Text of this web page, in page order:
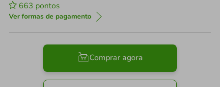
663 pontos
Ver formas de pagamento
Comprar agora